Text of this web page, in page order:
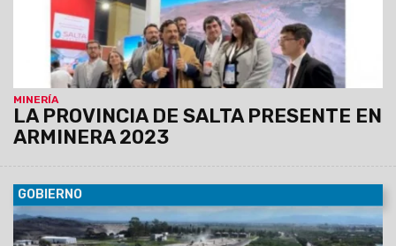
MINERÍA
LA PROVINCIA DE SALTA PRESENTE EN
ARMINERA 2023
GOBIERNO
22/05/2023 Hubo anuncios de obras que son importantes
para los salteños y que están previstas en el Plan Federal de